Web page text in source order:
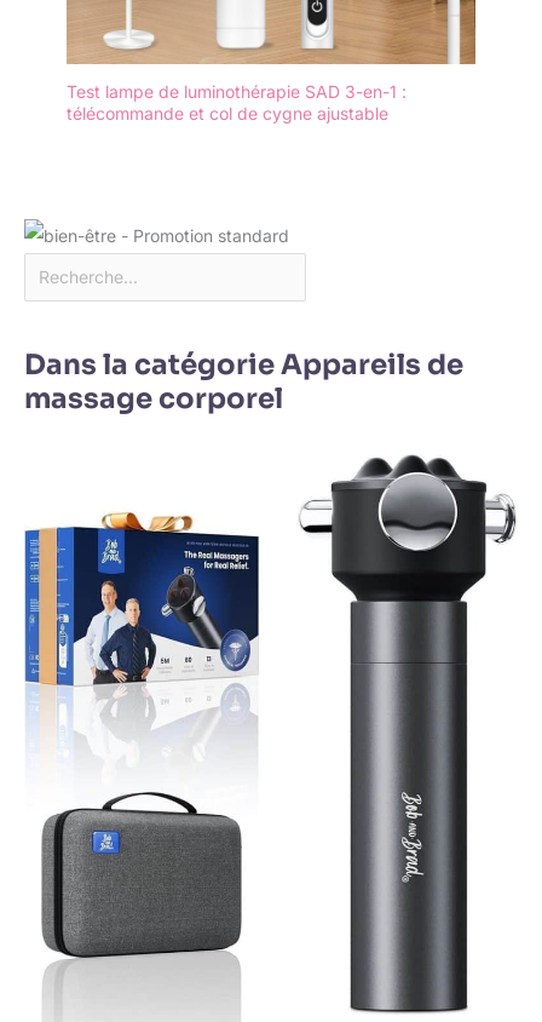
Test lampe de luminothérapie SAD 3-en-1 :
télécommande et col de cygne ajustable
Dans la catégorie Appareils de
massage corporel